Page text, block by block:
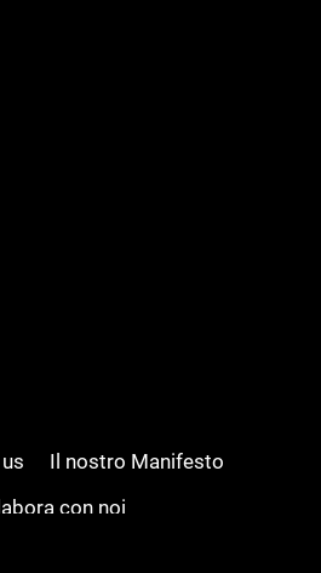
Il nostro Manifesto
con noi